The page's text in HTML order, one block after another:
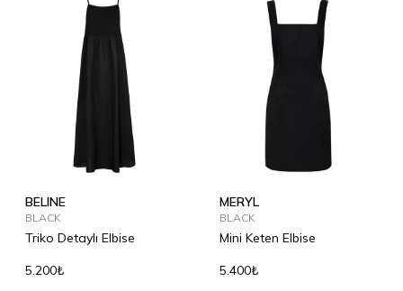
BELINE
BLACK
Triko Detaylı Elbise
5.200₺
MERYL
BLACK
Mini Keten Elbise
5.400₺